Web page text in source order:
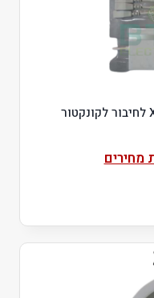
כבל למטען אוניברסלי Xpower 90W לחיבור לקונקטור
מחירים